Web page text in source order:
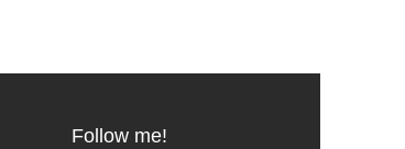
Follow me!